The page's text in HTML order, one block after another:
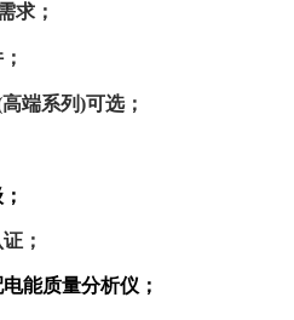
求；
元器件；
端系列)可选；
；
高一级；
中心认证；
能质量分析仪；